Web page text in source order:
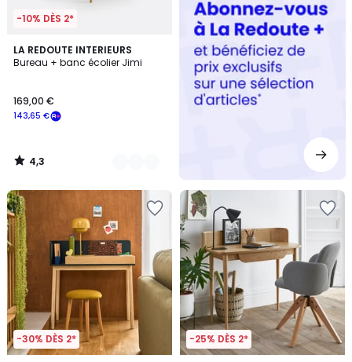
-10% DÈS 2*
LA REDOUTE INTERIEURS
Bureau + banc écolier Jimi
143,65 €
169,00 €
4,3
/ 5
2
Couleurs
4,3
/
-30% DÈS 2* -25% DÈS 2*